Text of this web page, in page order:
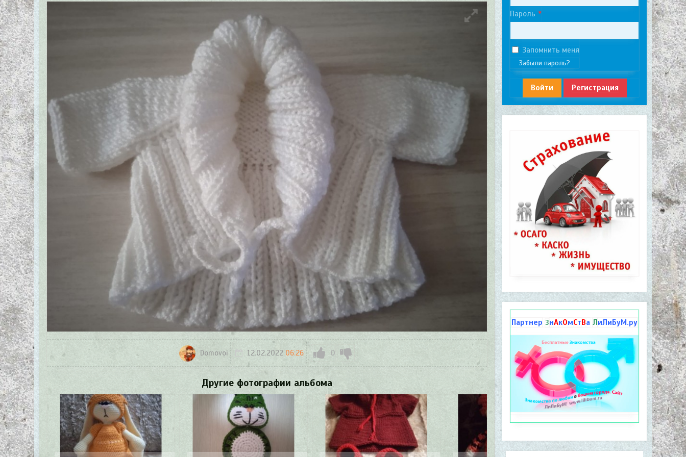
Domovoi 12.02.2022 06:26 0
Другие фотографии альбома
Пароль
Запомнить меня
Забыли пароль?
Войти Регистрация
Партнер ЗнАкОмСтВа ЛиЛиБуМ.ру